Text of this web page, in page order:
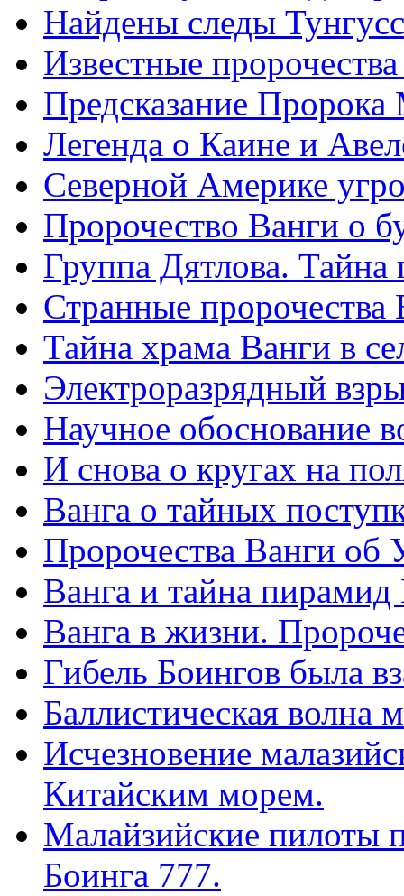
Найдены следы
Известные
Предсказание
Легенда о Каине и
Северной Америке
Пророчество Ванги о
Группа Дятлова. Тайна
Странные пророчества
Тайна храма Ванги в
Электроразрядный
Научное обоснование
И снова о кругах на
Ванга о тайных
Пророчества Ванги об
Ванга и тайна пирамид
Ванга в жизни.
Гибель Боингов была
Баллистическая волна
Исчезновение
Китайским морем.
Малайзийские пилоты
Боинга 777.